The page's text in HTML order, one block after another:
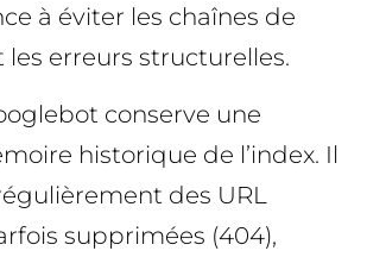
à éviter les chaînes de
erreurs structurelles.
conserve une
historique de l’index. Il
des URL
supprimées (404),